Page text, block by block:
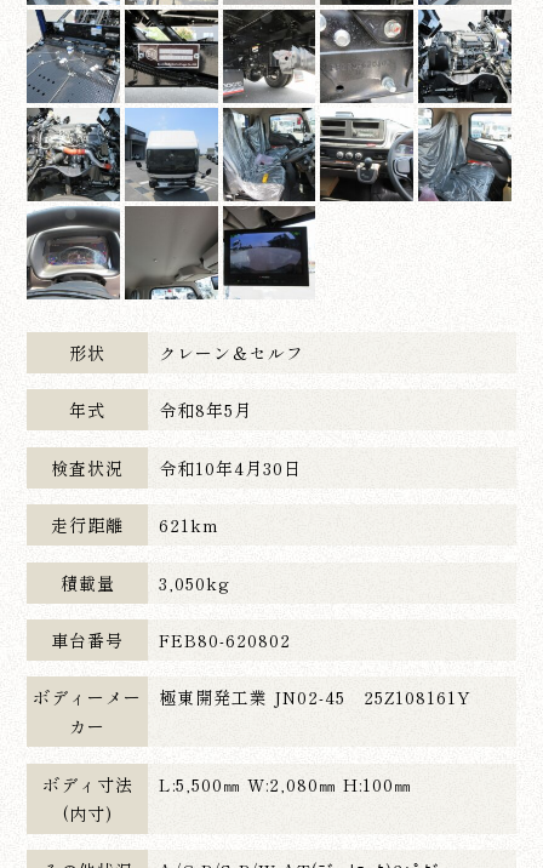
形状 クレーン＆セルフ
年式 令和8年5月
検査状況 令和10年4月30日
走行距離 621km
積載量 3,050kg
車台番号 FEB80-620802
ボディーメー
カー
極東開発工業 JN02-45 25Z108161Y
ボディ寸法
(内寸)
L:5,500㎜ W:2,080㎜ H:100㎜